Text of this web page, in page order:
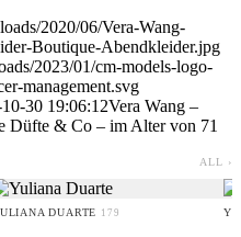
2020/06/Vera-Wang-
Boutique-Abendkleider.jpg
2023/01/cm-models-logo-
management.svg
30 19:06:12Vera Wang –
Düfte & Co – im Alter von 71
ALL ›
DUARTE 179